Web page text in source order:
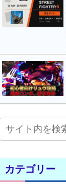
カテゴリー